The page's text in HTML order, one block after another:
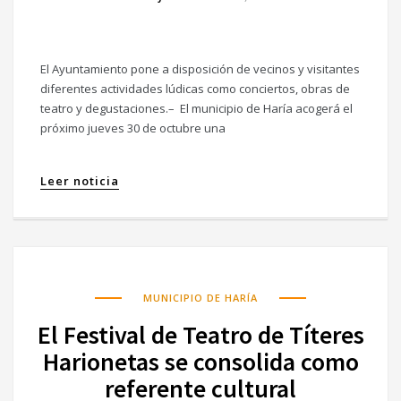
El Ayuntamiento pone a disposición de vecinos y visitantes
diferentes actividades lúdicas como conciertos, obras de
teatro y degustaciones.– El municipio de Haría acogerá el
próximo jueves 30 de octubre una
Leer noticia
MUNICIPIO DE HARÍA
El Festival de Teatro de Títeres
Harionetas se consolida como
referente cultural